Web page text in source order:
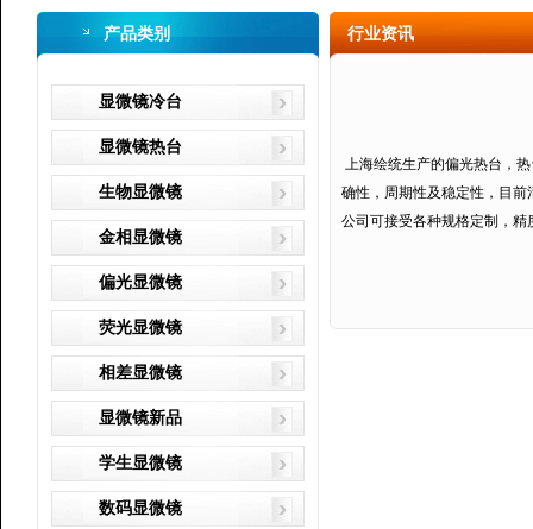
产品类别
显微镜冷台
显微镜热台
生物显微镜
金相显微镜
偏光显微镜
荧光显微镜
相差显微镜
显微镜新品
学生显微镜
数码显微镜
行业资讯
上海绘统生产的偏光热台，
确性，周期性及稳定性，目
公司可接受各种规格定制，